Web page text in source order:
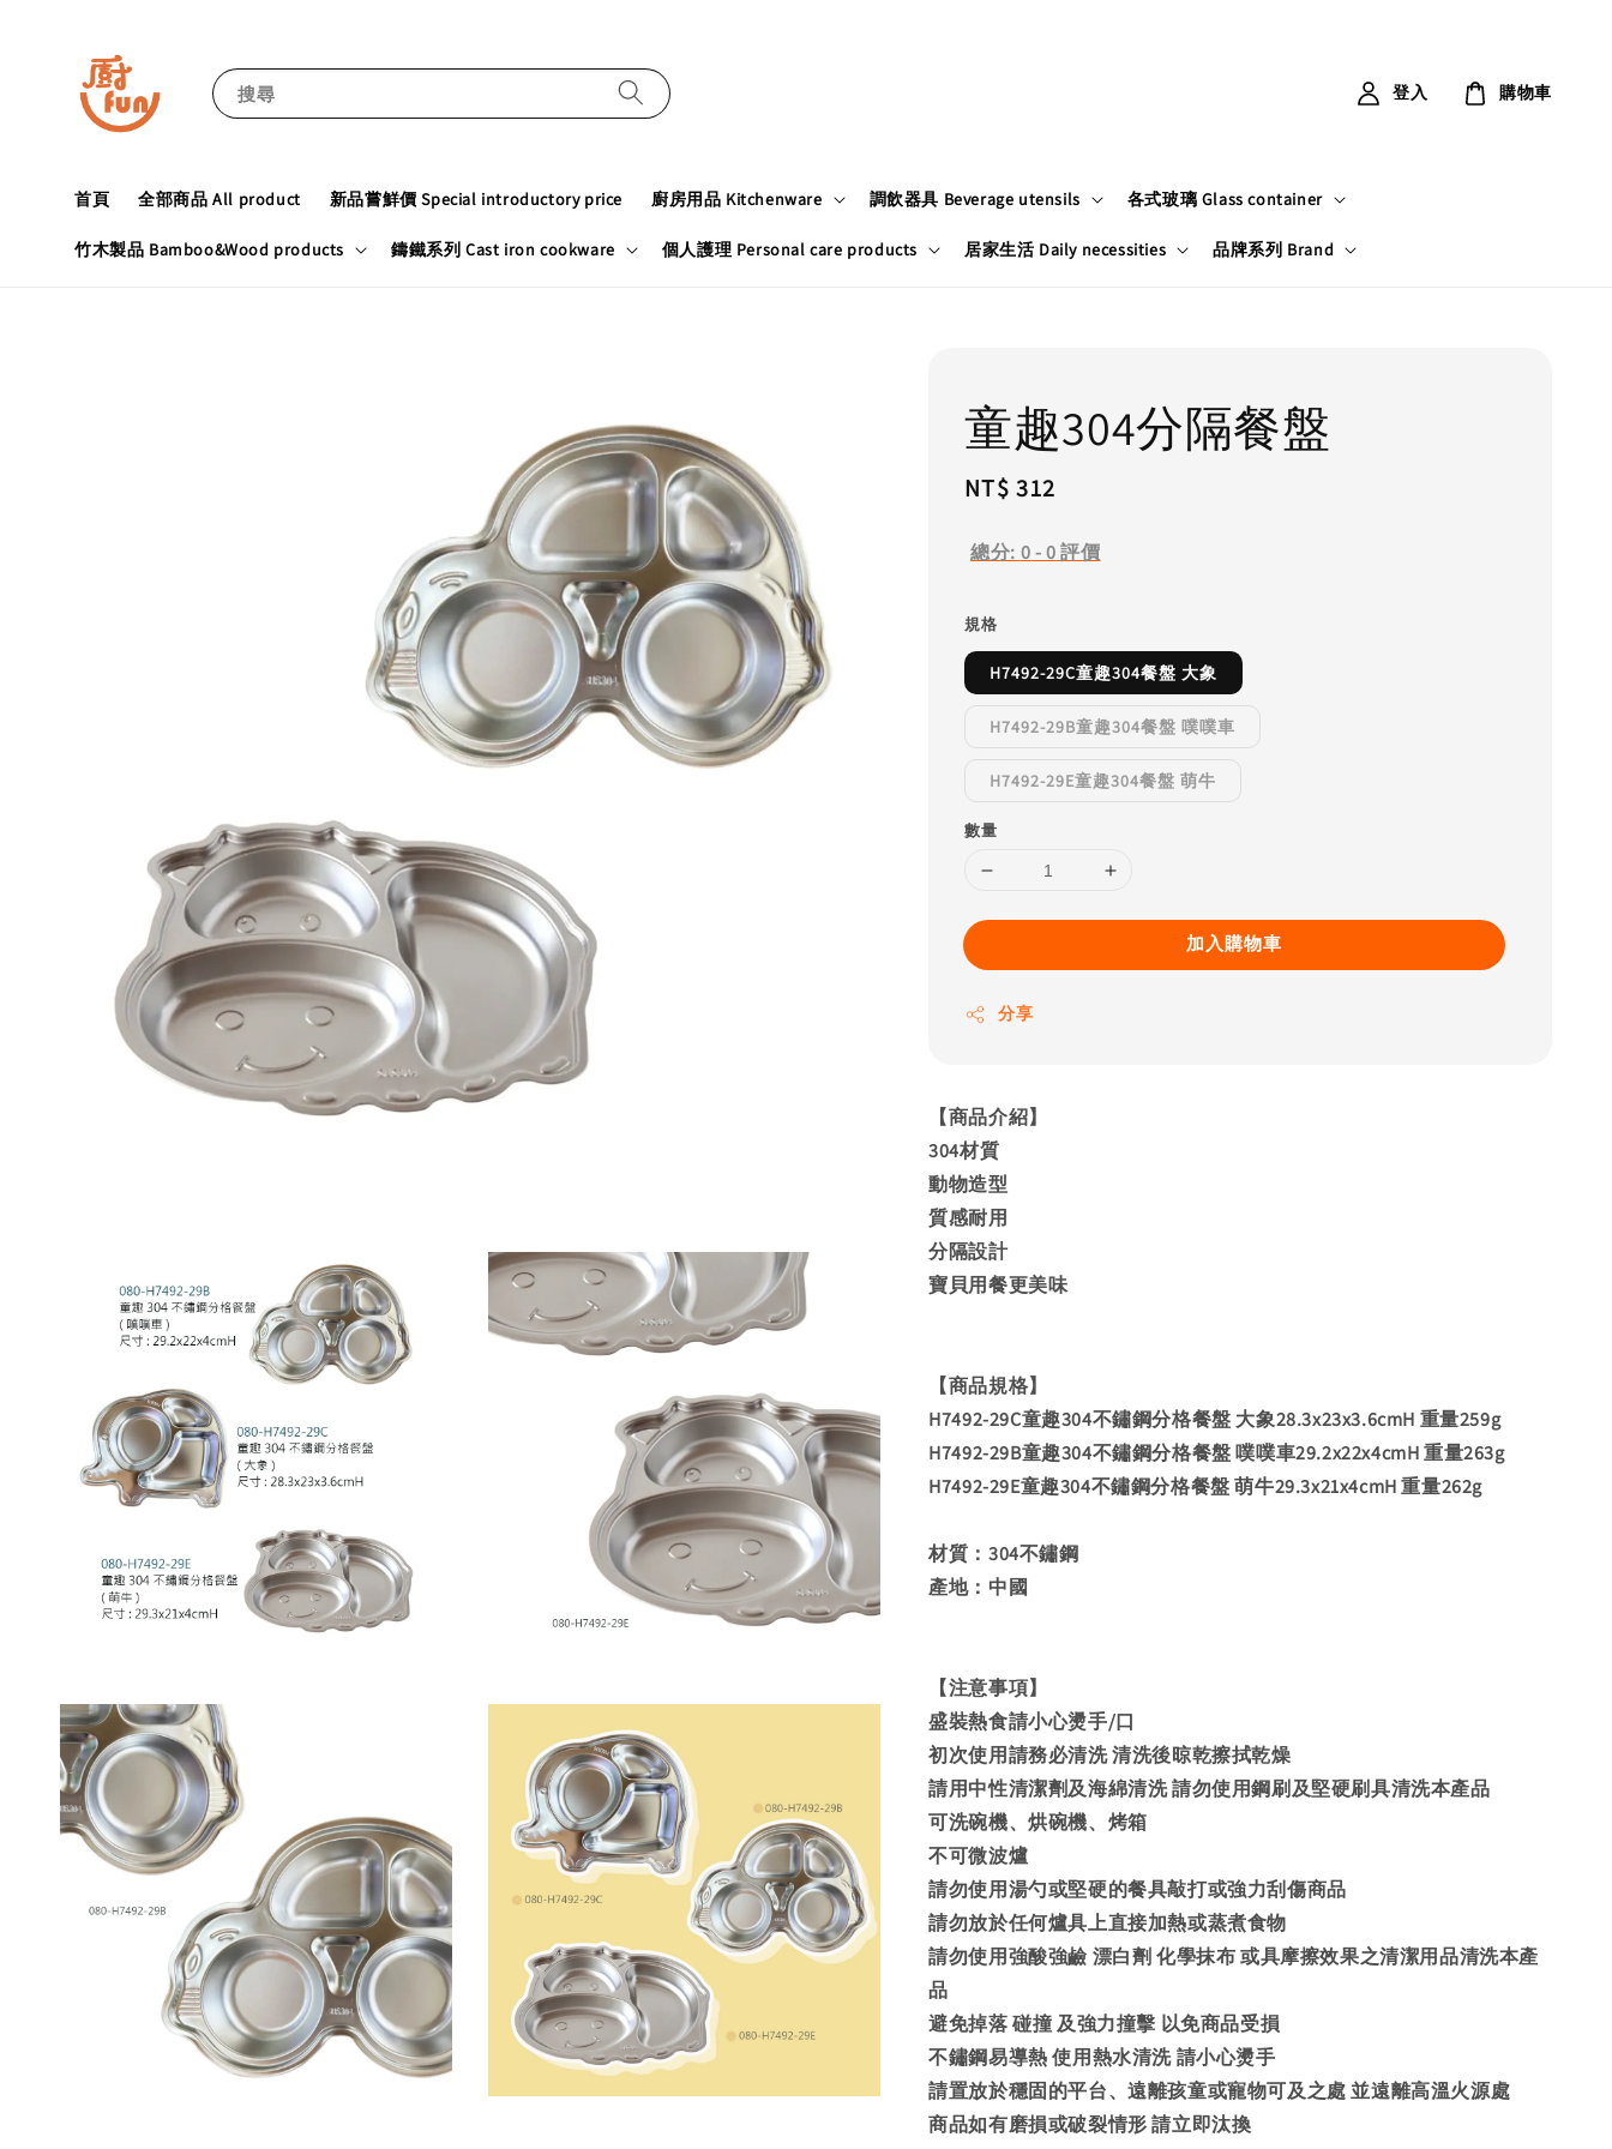
搜尋
首頁 全部商品 All product 新品嘗鮮價 Special introductory price 廚房用品 Kitchenware 調飲器具 Beverage utensils 各式玻璃 Glass container
竹木製品 Bamboo&Wood products 鑄鐵系列 Cast iron cookware 個人護理 Personal care products 居家生活 Daily necessities 品牌系列 Brand
登入 購物車
童趣304分隔餐盤
Regular
NT$ 312
總分: 0-0評價
規格
H7492-29C童趣304餐盤 大象
H7492-29B童趣304餐盤 噗噗車
H7492-29E童趣304餐盤 萌牛
數量
加入購物車
分享
【商品介紹】
304材質
動物造型
質感耐用
分隔設計
寶貝用餐更美味
【商品規格】
H7492-29C童趣304不鏽鋼分格餐盤 大象28.3x23x3.6cmH 重量259g
H7492-29B童趣304不鏽鋼分格餐盤 噗噗車29.2x22x4cmH 重量263g
H7492-29E童趣304不鏽鋼分格餐盤 萌牛29.3x21x4cmH 重量262g
材質：304不鏽鋼
產地：中國
【注意事項】
盛裝熱食請小心燙手/口
初次使用請務必清洗 清洗後晾乾擦拭乾燥
請用中性清潔劑及海綿清洗 請勿使用鋼刷及堅硬刷具清洗本產品
可洗碗機、烘碗機、烤箱
不可微波爐
請勿使用湯勺或堅硬的餐具敲打或強力刮傷商品
請勿放於任何爐具上直接加熱或蒸煮食物
請勿使用強酸強鹼 漂白劑 化學抹布 或具摩擦效果之清潔用品清洗本產
品
避免掉落 碰撞 及強力撞擊 以免商品受損
不鏽鋼易導熱 使用熱水清洗 請小心燙手
請置放於穩固的平台、遠離孩童或寵物可及之處 並遠離高溫火源處
商品如有磨損或破裂情形 請立即汰換